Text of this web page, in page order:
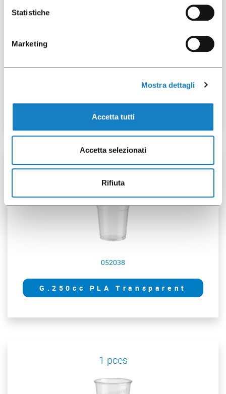
Statistiche
Marketing
Mostra dettagli
Accetta tutti
Accetta selezionati
Rifiuta
Cvcle Dôme PET découpe
croix pour G.160/205/250/
50 pces
052038
G.250cc PLA Transparent
1 pces